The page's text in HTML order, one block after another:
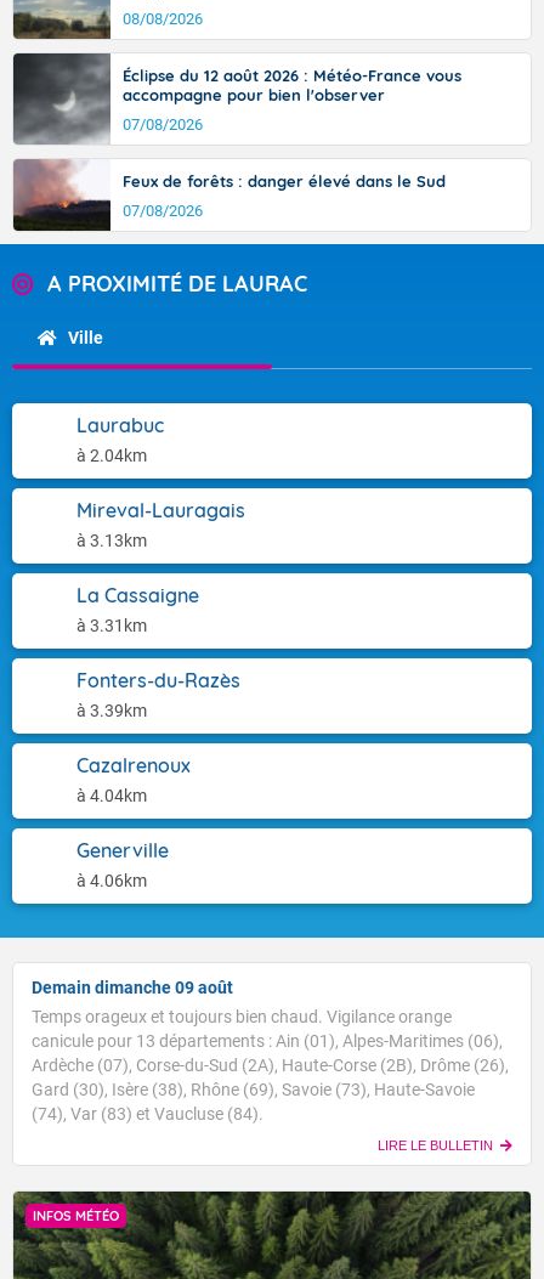
08/08/2026
Éclipse du 12 août 2026 : Météo-France vous
accompagne pour bien l'observer
07/08/2026
Feux de forêts : danger élevé dans le Sud
07/08/2026
A PROXIMITÉ DE LAURAC
Ville
Laurabuc
à 2.04km
Mireval-Lauragais
à 3.13km
La Cassaigne
à 3.31km
Fonters-du-Razès
à 3.39km
Cazalrenoux
à 4.04km
Generville
à 4.06km
Demain dimanche 09 août
Temps orageux et toujours bien chaud. Vigilance orange
canicule pour 13 départements : Ain (01), Alpes-Maritimes (06),
Ardèche (07), Corse-du-Sud (2A), Haute-Corse (2B), Drôme (26),
Gard (30), Isère (38), Rhône (69), Savoie (73), Haute-Savoie
(74), Var (83) et Vaucluse (84).
LIRE LE BULLETIN
INFOS MÉTÉO